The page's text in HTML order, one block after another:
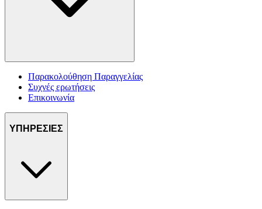
Παρακολούθηση Παραγγελίας
Συχνές ερωτήσεις
Επικοινωνία
ΥΠΗΡΕΣΙΕΣ